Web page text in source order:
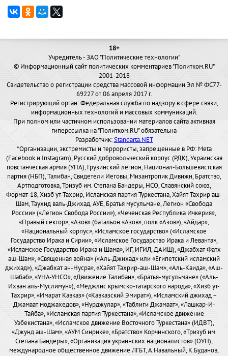
18+
Учредитель - ЗАО "Политические технологии"
© Информационный сайт политических комментариев "Политком.RU"
2001-2018
Свидетельство о регистрации средства массовой информации Эл № ФС77-
69227 от 06 апреля 2017 г.
Регистрирующий орган: Федеральная служба по надзору в сфере связи,
информационных технологий и массовых коммуникаций.
При полном или частичном использовании материалов сайта активная
гиперссылка на "Политком.RU" обязательна
Разработчик:Standarta.NET
*Организации, экстремисты и террористы, запрещенные в РФ: Meta
(Facebook и Instagram), Русский добровольческий корпус (РДК), Украинская
повстанческая армия (УПА), Грузинский легион, Национал-Большевистская
партия (НБП), Талибан, Свидетели Иеговы, Мизантропик Дивижн, Братство,
Артподготовка, Тризуб им. Степана Бандеры, НСО, Славянский союз,
Формат-18, Хизб ут-Тахрир, Исламская партия Туркестана, Хайят Тахрир аш-
Шам, Таухид валь-Джихад, АУЕ, Братья мусульмане, Легион «Свобода
России» («Легион Свобода России»), «Чеченская Республика Ичкерия»,
«Правый сектор», «Азов» (батальон «Азов», полк «Азов»), «Айдар»,
«Национальный корпус», «Исламское государство» («Исламское
Государство Ирака и Сирии», «Исламское Государство Ирака и Леванта»,
«Исламское Государство Ирака и Шама», ИГ, ИГИЛ, ДАИШ), «Джабхат Фатх
аш-Шам», «Священная война» («Аль-Джихад» или «Египетский исламский
джихад»), «Джабхат ан-Нусра», «Хайят Тахрир-аш-Шам», «Аль-Каида», «Аш-
Шабаб», «УНА-УНСО», «Движение Талибан», «Братья-мусульмане» («Аль-
Ихван аль-Муслимун»), «Меджлис крымско-татарского народа», «Хизб ут-
Тахрир», «Имарат Кавказ» («Кавказский Эмират»), «Исламский джихад –
Джамаат моджахедов», «Нурджулар», «Таблиги Джамаат», «Лашкар-И-
Тайба», «Исламская партия Туркестана», «Исламское движение
Узбекистана», «Исламское движение Восточного Туркестана» (ИДВТ),
«Джунд аш-Шам», «АУМ Синрике», «Братство» Корчинского, «Тризуб им.
Степана Бандеры», «Организация украинских националистов» (ОУН),
международное общественное движение ЛГБТ, А.Навальный, К.Буданов,